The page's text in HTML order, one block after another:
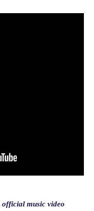
official music video